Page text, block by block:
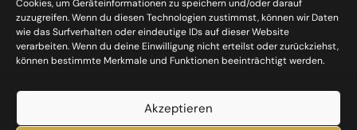
Cookies, um Geräteinformationen zu speichern und/oder darauf
zuzugreifen. Wenn du diesen Technologien zustimmst, können wir Daten
wie das Surfverhalten oder eindeutige IDs auf dieser Website
verarbeiten. Wenn du deine Einwilligung nicht erteilst oder zurückziehst,
können bestimmte Merkmale und Funktionen beeinträchtigt werden.
Akzeptieren